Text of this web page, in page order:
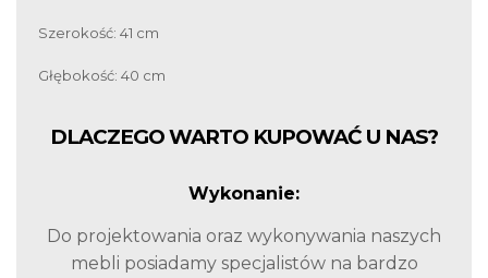
Szerokość: 41 cm
Głębokość: 40 cm
DLACZEGO WARTO KUPOWAĆ U NAS?
Wykonanie:
Do projektowania oraz wykonywania naszych
mebli posiadamy specjalistów na bardzo